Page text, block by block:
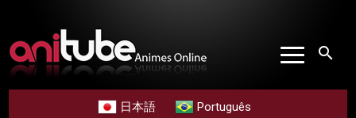
search
日本語 Português